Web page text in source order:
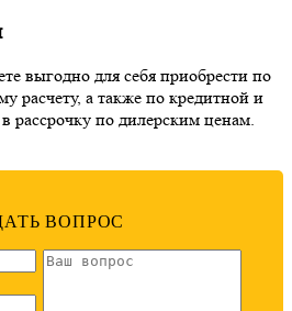
выгодно для себя приобрести по
расчету, а также по кредитной и
рассрочку по дилерским ценам.
ВОПРОС